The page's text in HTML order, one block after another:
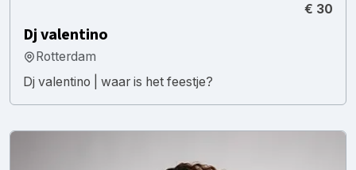
€ 30
Dj valentino
Rotterdam
Dj valentino | waar is het feestje?